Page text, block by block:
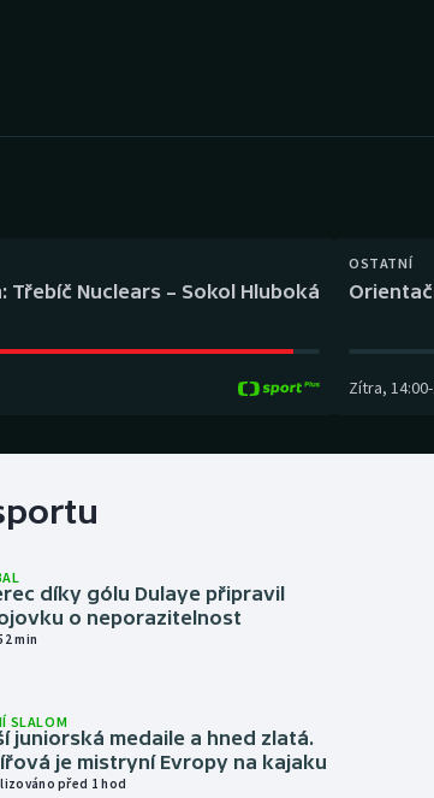
Gymnastika Plážový
Třebíč Nuclears – Sokol Hluboká
OSTATNÍ
Zítra, 14:00-
díky gólu Dulaye připravil
o neporazitelnost
min
SLALOM
juniorská medaile a hned zlatá.
je mistryní Evropy na kajaku
před 1 hod